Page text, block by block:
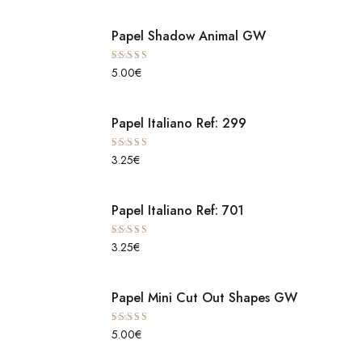
Papel Shadow Animal GW
Avaliação
5.00 de 5
5.00€
Papel Italiano Ref: 299
Avaliação
5.00de 5
3.25€
Papel Italiano Ref: 701
Avaliação
5.00de 5
3.25€
Papel Mini Cut Out Shapes GW
Avaliação
5.00 de 5
5.00€